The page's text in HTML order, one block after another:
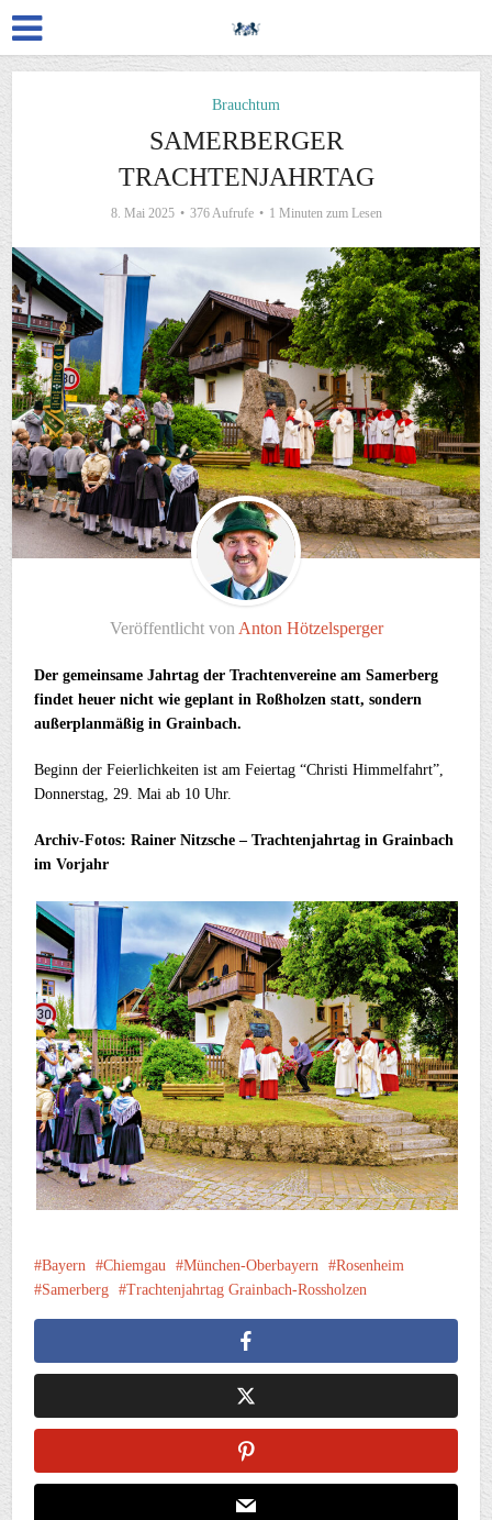
Brauchtum
SAMERBERGER
TRACHTENJAHRTAG
8. Mai 2025 376 Aufrufe 1 Minuten zum Lesen
Veröffentlicht von Anton Hötzelsperger
Der gemeinsame Jahrtag der Trachtenvereine am Samerberg
findet heuer nicht wie geplant in Roßholzen statt, sondern
außerplanmäßig in Grainbach.
Beginn der Feierlichkeiten ist am Feiertag “Christi Himmelfahrt”,
Donnerstag, 29. Mai ab 10 Uhr.
Archiv-Fotos: Rainer Nitzsche – Trachtenjahrtag in Grainbach
im Vorjahr
Bayern Chiemgau München-Oberbayern
Rosenheim
Samerberg
Trachtenjahrtag Grainbach-Rossholzen